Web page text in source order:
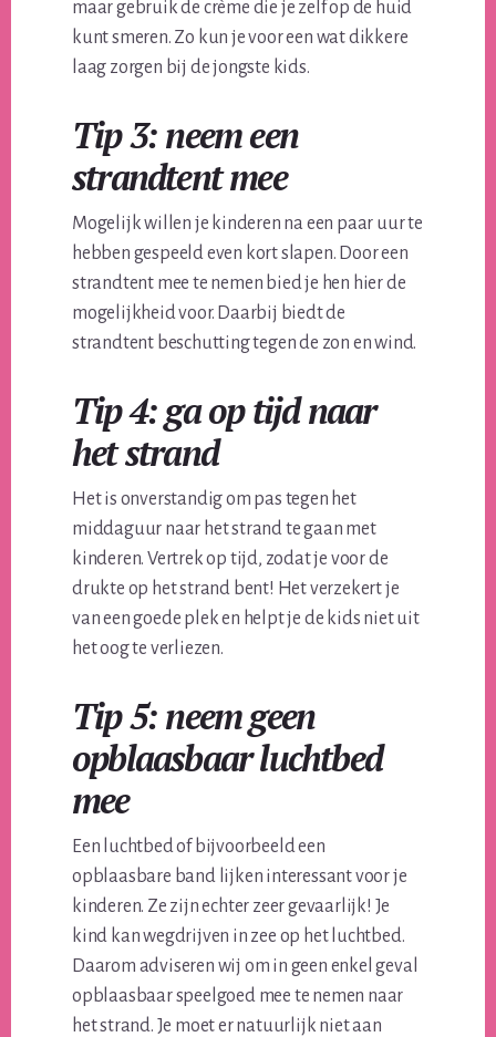
maar gebruik de crème die je zelf op de huid
kunt smeren. Zo kun je voor een wat dikkere
laag zorgen bij de jongste kids.
Tip 3: neem een
strandtent mee
Mogelijk willen je kinderen na een paar uur te
hebben gespeeld even kort slapen. Door een
strandtent mee te nemen bied je hen hier de
mogelijkheid voor. Daarbij biedt de
strandtent beschutting tegen de zon en wind.
Tip 4: ga op tijd naar
het strand
Het is onverstandig om pas tegen het
middaguur naar het strand te gaan met
kinderen. Vertrek op tijd, zodat je voor de
drukte op het strand bent! Het verzekert je
van een goede plek en helpt je de kids niet uit
het oog te verliezen.
Tip 5: neem geen
opblaasbaar luchtbed
mee
Een luchtbed of bijvoorbeeld een
opblaasbare band lijken interessant voor je
kinderen. Ze zijn echter zeer gevaarlijk! Je
kind kan wegdrijven in zee op het luchtbed.
Daarom adviseren wij om in geen enkel geval
opblaasbaar speelgoed mee te nemen naar
het strand. Je moet er natuurlijk niet aan